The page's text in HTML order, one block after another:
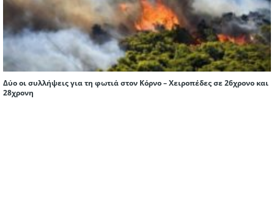
Δύο οι συλλήψεις για τη φωτιά στον Κόρνο – Χειροπέδες σε 26χρονο και
28χρονη